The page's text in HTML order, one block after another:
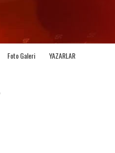
Foto Galeri YAZARLAR